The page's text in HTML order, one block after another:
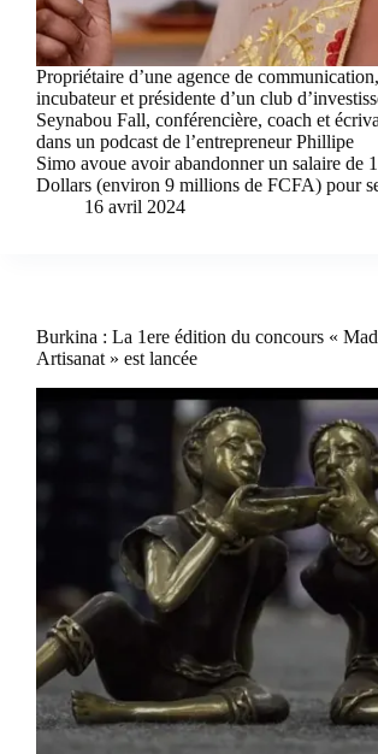
Propriétaire d’une agence de
incubateur et présidente d’un club
Seynabou Fall, conférencière, coach et
dans un podcast de l’entrepreneur Phillipe
Simo avoue avoir abandonner un salaire de
Dollars (environ 9 millions de FCFA) pour
16 avril 2024
Burkina : La 1ere édition du concours «
Artisanat » est lancée